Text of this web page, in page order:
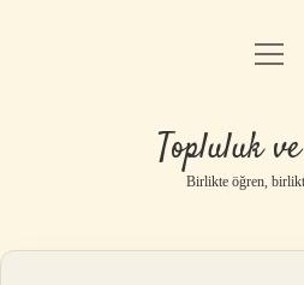
Anasayfa
Gizlilik
Yasal
Topluluk
Birlikte öğren,